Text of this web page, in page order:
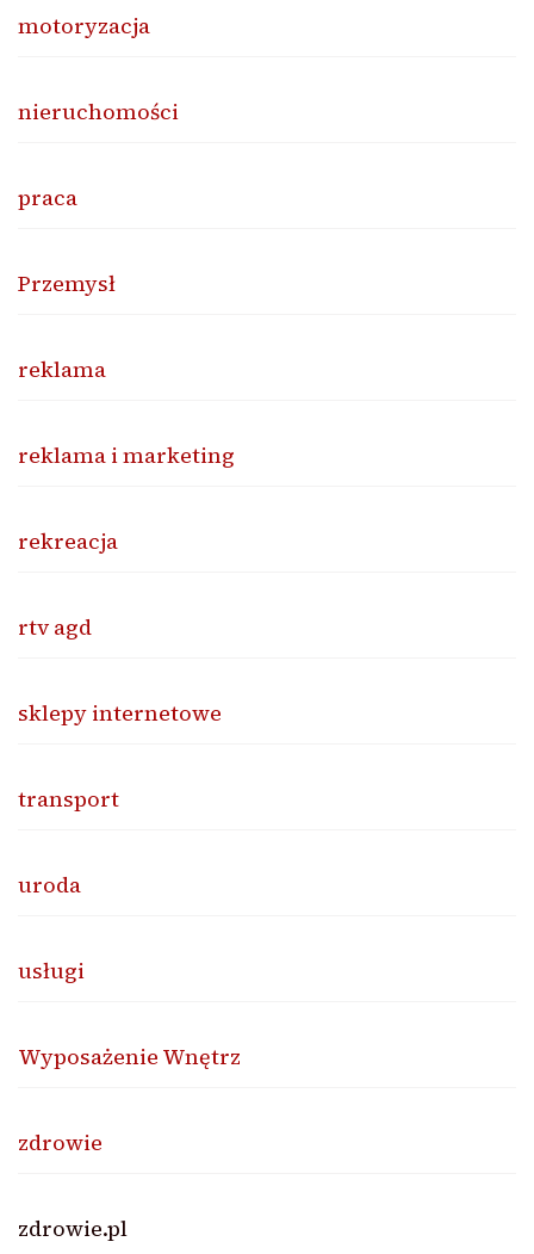
motoryzacja
nieruchomości
praca
Przemysł
reklama
reklama i marketing
rekreacja
rtv agd
sklepy internetowe
transport
uroda
usługi
Wyposażenie Wnętrz
zdrowie
zdrowie.pl